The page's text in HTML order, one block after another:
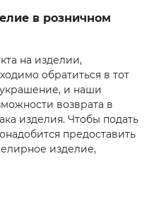
в розничном
на изделии,
обратиться в тот
и наши
возврата в
изделия. Чтобы подать
предоставить
изделие,